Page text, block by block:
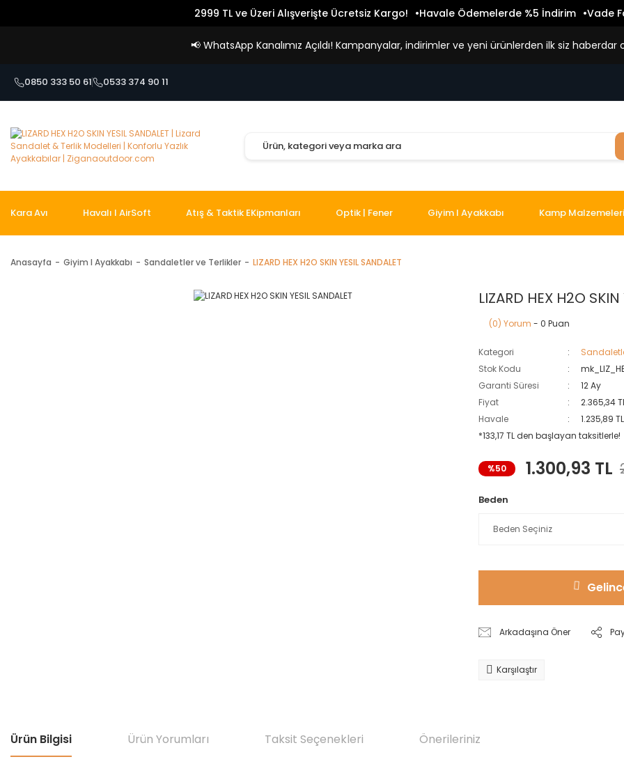
2999 TL ve Üzeri Alışverişte Ücretsiz Kargo! Havale Ödemelerde %5 İndirim Vade
📢 WhatsApp Kanalımız Açıldı! Kampanyalar, indirimler ve yeni ürünlerden ilk siz haberdar
0850 333 50 61 0533 374 90 11
Kara Avı Havalı I AirSoft Atış & Taktik EKipmanları Optik | Fener Giyim I Ayakkabı Kamp Malzemeleri
Anasayfa Giyim I Ayakkabı Sandaletler ve Terlikler LIZARD HEX H2O SKIN YESIL SANDALET
LIZARD HEX H2O
(0) Yorum - 0 Puan
Kategori
Stok Kodu
Garanti Süresi
12 Ay
Fiyat
2.365,34
Havale
1.235,89
*133,17 TL den başlayan taksitlerle!
%50 1.300,93 TL
Beden
Arkadaşına Öner
Karşılaştır
Ürün Bilgisi Ürün Yorumları Taksit Seçenekleri Önerileriniz